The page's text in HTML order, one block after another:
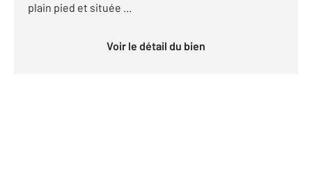
plain pied et située ...
Voir le détail du bien